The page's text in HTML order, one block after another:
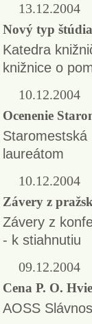
13.12.2004
Nový typ
Katedra
knižnice o
10.12.2004
Ocenenie
Staromestská
laureátom
10.12.2004
Závery z
Závery z
- k stiahnutiu
09.12.2004
Cena P. O.
AOSS